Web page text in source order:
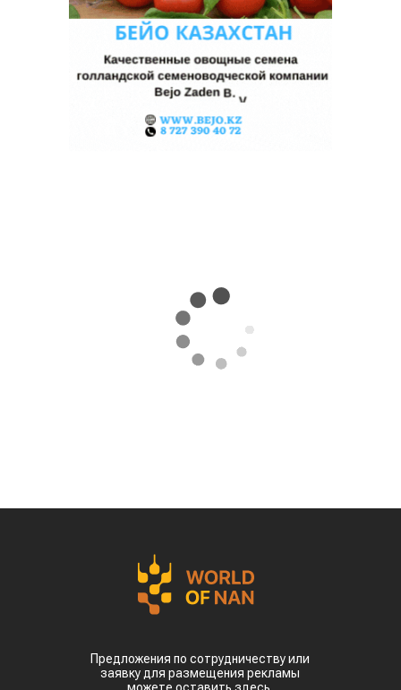
Предложения по сотрудничеству или
заявку для размещения рекламы
можете оставить здесь.